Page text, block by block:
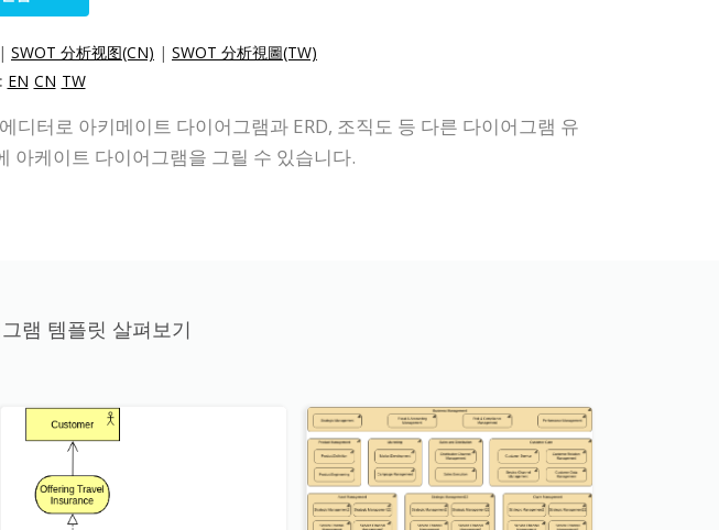
| SWOT 分析视图(CN) | SWOT 分析視圖(TW)
EN CN TW
터로 아키메이트 다이어그램과 ERD, 조직도 등 다른 다이어그램 유
아케이트 다이어그램을 그릴 수 있습니다.
램 템플릿 살펴보기